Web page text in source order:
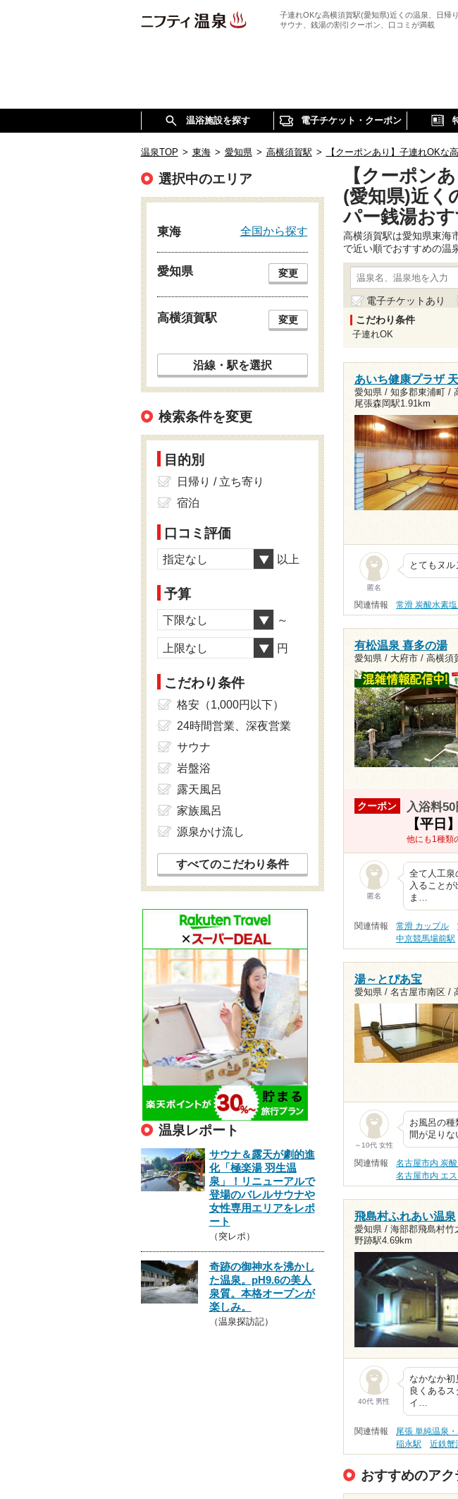
子連れOKな高横須賀駅(愛知県)近くの温泉、日帰
サウナ、銭湯の割引クーポン、口コミが満載
温浴施設を探す 電子チケット・クーポン
温泉TOP > 東海 > 愛知県 > 高横須賀駅 > 【クーポンあり】子連れOKな
【クーポン
(愛知県)近く
パー銭湯お
高横須賀駅は愛知県東海
で近い順でおすすめの温
電子チケットあり
こだわり条件
子連れOK
あいち健康プラザ
愛知県 / 知多郡東浦町 /
尾張森岡駅1.91km
匿名
とてもヌル
関連情報 常滑 炭酸水素
有松温泉 喜多の湯
愛知県 / 大府市 / 高横須
クーポン 入浴料50
【平日
他にも1種類
匿名
全て人工泉
入ること
ま…
関連情報 常滑 カップル
中京競馬場前駅
湯～とぴあ宝
愛知県 / 名古屋市南区 /
～10代 女性
お風呂の
間が足りな
関連情報 名古屋市内 炭
名古屋市内 エ
飛島村ふれあい温泉
愛知県 / 海部郡飛島村竹
野跡駅4.69km
40代 男性
なかなか
良くある
イ…
関連情報 尾張 単純温泉
稲永駅
近鉄蟹
おすすめのア
選択中のエリア
東海 全国から探す
愛知県 変更
高横須賀駅 変更
沿線・駅を選択
検索条件を変更
目的別
日帰り / 立ち寄り
宿泊
口コミ評価
指定なし 以上
予算
下限なし ～
上限なし 円
こだわり条件
格安（1,000円以下）
24時間営業、深夜営業
サウナ
岩盤浴
露天風呂
家族風呂
源泉かけ流し
すべてのこだわり条件
温泉レポート
サウナ＆露天が劇的進
化「極楽湯 羽生温
泉」！リニューアルで
登場のバレルサウナや
女性専用エリアをレポ
ート
（突レポ）
奇跡の御神水を沸かし
た温泉。pH9.6の美人
泉質。本格オープンが
楽しみ。
（温泉探訪記）